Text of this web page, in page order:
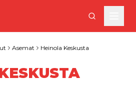
Asemat Heinola Keskusta